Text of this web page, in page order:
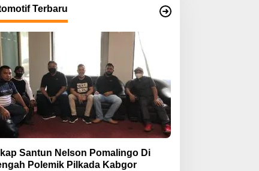
Terbaru
Santun Nelson Pomalingo Di
Polemik Pilkada Kabgor